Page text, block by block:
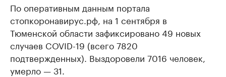
По оперативным данным портала
стопкоронавирус.рф, на 1 сентября в
Тюменской области зафиксировано 49 новых
случаев COVID-19 (всего 7820
подтвержденных). Выздоровели 7016 человек,
умерло — 31.